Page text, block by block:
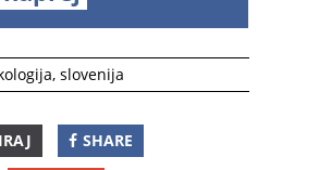
, slovenija
SHARE